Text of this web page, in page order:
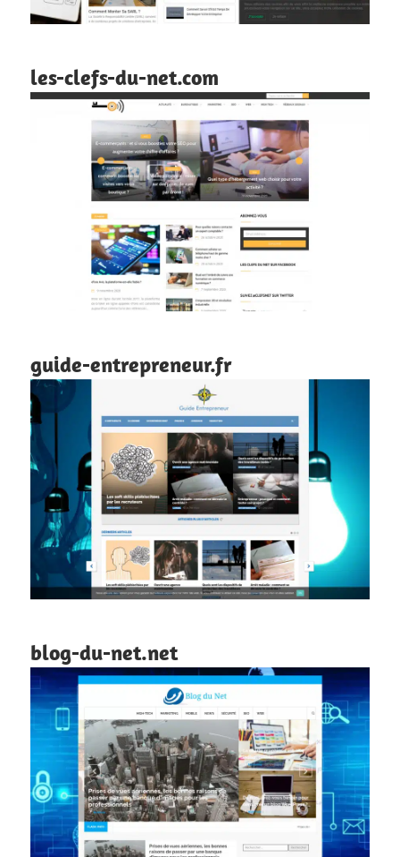
les-clefs-du-net.com
guide-entrepreneur.fr
blog-du-net.net